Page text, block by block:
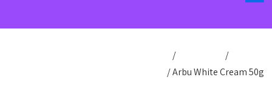
/
/
/ Arbu White Cream 50g